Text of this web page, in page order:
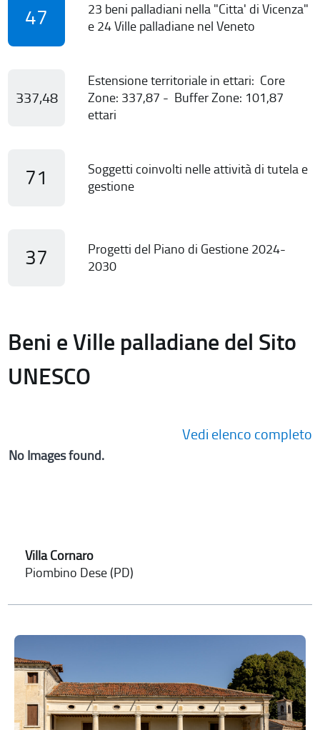
47
23 beni palladiani nella "Citta' di Vicenza"
e 24 Ville palladiane nel Veneto
337,48
Estensione territoriale in ettari: Core
Zone: 337,87 - Buffer Zone: 101,87
ettari
71
Soggetti coinvolti nelle attività di tutela e
gestione
37
Progetti del Piano di Gestione 2024-
2030
Beni e Ville palladiane del Sito
UNESCO
Vedi elenco completo
No Images found.
Villa Cornaro
Piombino Dese (PD)